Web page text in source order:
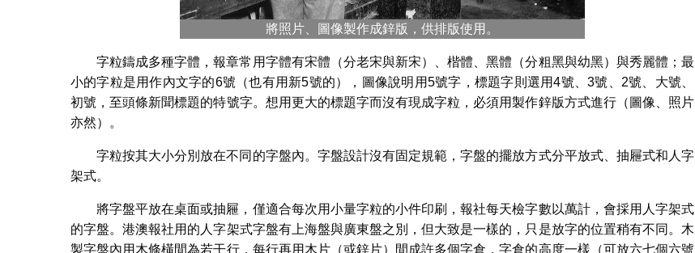
將照片、圖像製作成鋅版，供排版使用。
字粒鑄成多種字體，報章常用字體有宋體（分老宋與新宋）、楷體、黑體（分粗黑與幼黑）與秀麗體；最
小的字粒是用作內文字的6號（也有用新5號的），圖像說明用5號字，標題字則選用4號、3號、2號、大號、
初號，至頭條新聞標題的特號字。想用更大的標題字而沒有現成字粒，必須用製作鋅版方式進行（圖像、照片
亦然）。
字粒按其大小分別放在不同的字盤內。字盤設計沒有固定規範，字盤的擺放方式分平放式、抽屜式和人字
架式。
將字盤平放在桌面或抽屜，僅適合每次用小量字粒的小件印刷，報社每天檢字數以萬計，會採用人字架式
的字盤。港澳報社用的人字架式字盤有上海盤與廣東盤之別，但大致是一樣的，只是放字的位置稍有不同。木
製字盤內用木條橫間為若干行，每行再用木片（或鋅片）間成許多個字倉，字倉的高度一樣（可放六七個六號